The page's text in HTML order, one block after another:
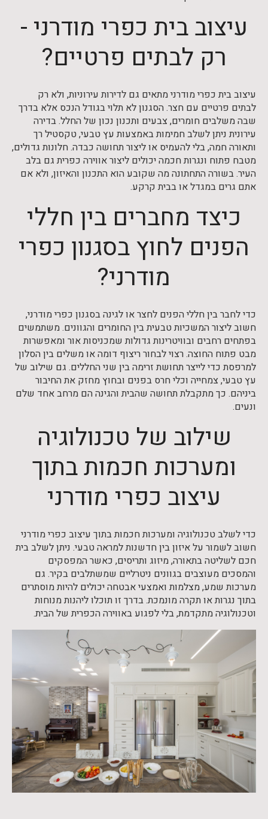
עיצוב בית כפרי מודרני -
רק לבתים פרטיים?
עיצוב בית כפרי מודרני מתאים גם לדירות עירוניות, ולא רק
לבתים פרטיים עם חצר. הסגנון לא תלוי בגודל הנכס אלא בדרך
שבה משלבים חומרים, צבעים ותכנון נכון של החלל. בדירה
עירונית ניתן לשלב חמימות באמצעות עץ טבעי, טקסטיל רך
ותאורה חמה, בלי להעמיס או ליצור תחושה כבדה. חלונות גדולים,
מטבח פתוח ונגרות חכמה יכולים ליצור אווירה כפרית גם בלב
העיר. בשורה התחתונה מה שקובע הוא התכנון והאיזון, ולא אם
אתם גרים במגדל או בבית קרקע.
כיצד מחברים בין חללי
הפנים לחוץ בסגנון כפרי
מודרני?
כדי לחבר בין חללי הפנים לחצר או לגינה בסגנון כפרי מודרני,
חשוב ליצור המשכיות טבעית בין החומרים והגוונים. משתמשים
בפתחים רחבים ובוויטרינות גדולות שמכניסות אור ומאפשרות
מבט פתוח החוצה. רצוי לבחור ריצוף דומה או משלים בין הסלון
למרפסת כדי לייצר תחושת זרימה בין שני החללים. גם שילוב של
עץ טבעי, צמחייה וכלי חרס בפנים ובחוץ מחזק את החיבור
ביניהם. כך מתקבלת תחושה שהבית והגינה הם מרחב אחד שלם
ונעים.
שילוב של טכנולוגיה
ומערכות חכמות בתוך
עיצוב כפרי מודרני
כדי לשלב טכנולוגיה ומערכות חכמות בתוך עיצוב כפרי מודרני
חשוב לשמור על איזון בין חדשנות למראה טבעי. ניתן לשלב בית
חכם לשליטה בתאורה, מיזוג ותריסים, כאשר המפסקים
והמסכים מעוצבים בגוונים ניטרליים שמשתלבים בקיר. גם
מערכות שמע, מצלמות ואמצעי אבטחה יכולים להיות מוסתרים
בתוך נגרות או תקרה מונמכת. בדרך זו תוכלו ליהנות מנוחות
וטכנולוגיה מתקדמת, בלי לפגוע באווירה הכפרית של הבית.